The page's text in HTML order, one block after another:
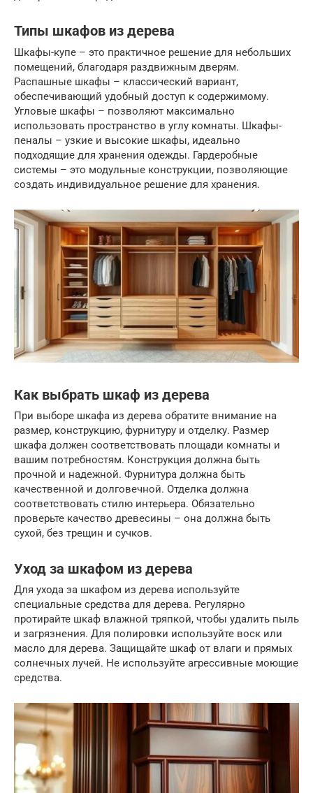
Типы шкафов из дерева
Шкафы-купе – это практичное решение для небольших
помещений, благодаря раздвижным дверям.
Распашные шкафы – классический вариант,
обеспечивающий удобный доступ к содержимому.
Угловые шкафы – позволяют максимально
использовать пространство в углу комнаты. Шкафы-
пеналы – узкие и высокие шкафы, идеально
подходящие для хранения одежды. Гардеробные
системы – это модульные конструкции, позволяющие
создать индивидуальное решение для хранения.
Как выбрать шкаф из дерева
При выборе шкафа из дерева обратите внимание на
размер, конструкцию, фурнитуру и отделку. Размер
шкафа должен соответствовать площади комнаты и
вашим потребностям. Конструкция должна быть
прочной и надежной. Фурнитура должна быть
качественной и долговечной. Отделка должна
соответствовать стилю интерьера. Обязательно
проверьте качество древесины – она должна быть
сухой, без трещин и сучков.
Уход за шкафом из дерева
Для ухода за шкафом из дерева используйте
специальные средства для дерева. Регулярно
протирайте шкаф влажной тряпкой, чтобы удалить пыль
и загрязнения. Для полировки используйте воск или
масло для дерева. Защищайте шкаф от влаги и прямых
солнечных лучей. Не используйте агрессивные моющие
средства.